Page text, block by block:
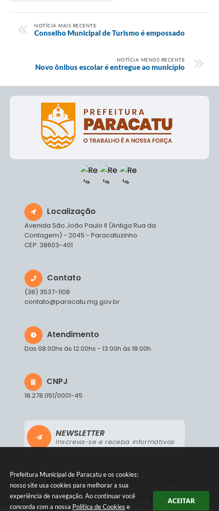
Prefeitura Municipal de Paracatu e os cookies:
nosso site usa cookies para melhorar a sua
experiência de navegação. Ao continuar você
concorda com a nossa Política de Cookies e
ACEITAR
NOTÍCIA MAIS RECENTE
Conselho Municipal de Turismo é empossado
NOTÍCIA MENOS RECENTE
Novo ônibus escolar é entregue ao município
Localização
Avenida São João Paulo II (Antiga Rua da
Contagem) - 2045 - Paracatuzinho
CEP: 38603-401
Contato
(38) 3537-1108
contato@paracatu.mg.gov.br
Atendimento
Das 08:00hs às 12:00hs - 13:00h às 18:00h
CNPJ
18.278.051/0001-45
NEWSLETTER
Inscreva-se e receba informativos
Versão do Sistema:
Portal atualizado em:07/08/2026 18:39 Dados Abertos